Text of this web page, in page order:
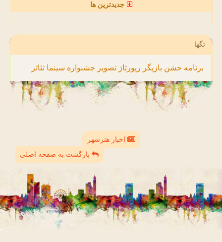
جدیدترین ها
تگها
برنامه جشن بازیگر رپورتاژ تصویر جشنواره سینما تئاتر
اخبار هنرشهر
بازگشت به صفحه اصلی